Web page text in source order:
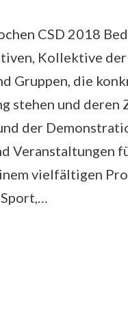
CSD 2018
Kollektive der
Gruppen, die
stehen und
der
Veranstaltungen
vielfältigen